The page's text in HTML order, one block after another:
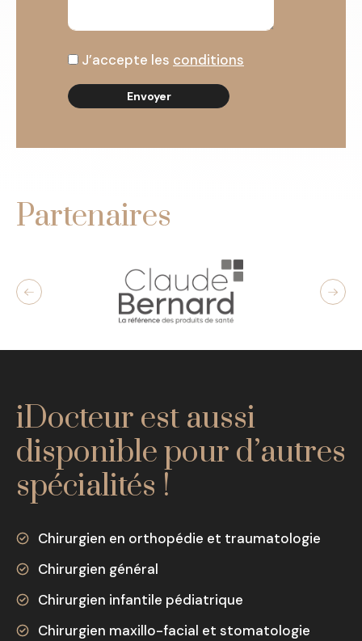
J’accepte les conditions
Partenaires
iDocteur est aussi
disponible pour d’autres
spécialités !
Chirurgien en orthopédie et traumatologie
Chirurgien général
Chirurgien infantile pédiatrique
Chirurgien maxillo-facial et stomatologie